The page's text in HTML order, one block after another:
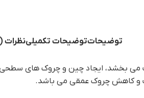
توضیحاتتوضیحات تکمیلینظرات (0)
می بخشد، ایجاد چین و چروک های
و کاهش چروک عمقی می باشد.